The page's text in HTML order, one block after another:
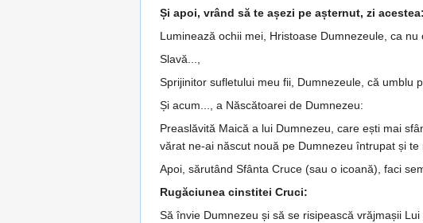
Și apoi, vrând să te așezi pe așternut, zi acestea:
Luminează ochii mei, Hristoase Dum­­­­ne­zeule, ca
Slavă...,
Sprijinitor sufletului meu fii, Dum­­­ne­zeule, că umblu
Și acum..., a Născătoarei de Dumnezeu:
Preaslăvită Maică a lui Dum­ne­zeu, care ești mai
vă­­rat ne-ai născut nouă pe Dumnezeu în­tru­pat și
Apoi, sărutând Sfânta Cruce (sau o icoană), faci
Rugăciunea cinstitei Cruci:
Să învie Dumnezeu și să se risipească vrăjmașii